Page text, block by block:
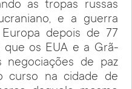
as tropas russas
e a guerra
depois de 77
que os EUA e a Grã-
negociações de paz
curso na cidade de